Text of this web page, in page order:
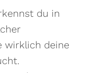
du in
wirklich deine